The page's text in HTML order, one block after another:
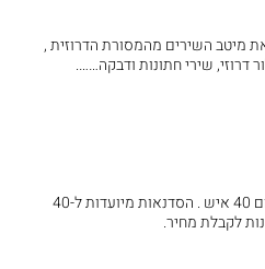
מיטב השירים מהמסורת הדרוזית ,
דרוזי, שירי חתונות ודבקה…….
310 ₪ לאדם כולל מע"מ למינימום 40 איש . הסדנאות מיועדות ל-40
לקבלת מחיר.